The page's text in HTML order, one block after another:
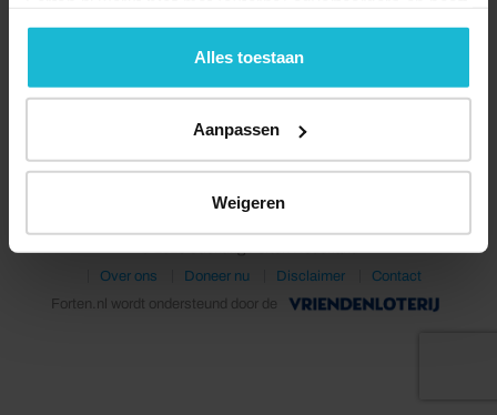
geen commerciële doelstelling. U kunt deze cookies via
de knoppen accepteren, beheren of weigeren.
Alles toestaan
Aanpassen
Weigeren
© 2026 Stichting Forten Nederland
Over ons
Doneer nu Disclaimer
Contact
Forten.nl wordt ondersteund door de